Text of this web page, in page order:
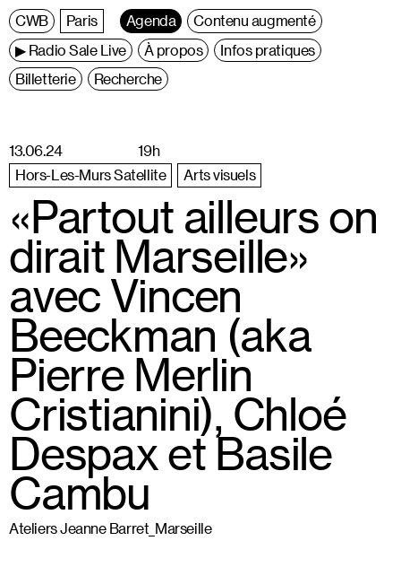
Centre
Wallonie
Bruxelles
Paris Agenda
Contenu augmenté
▶ Radio Sale Live
À propos
Infos pratiques
Billetterie
Recherche
13.06.24
19h
Hors-Les-Murs Satellite
Arts visuels
«Partout ailleurs on
dirait Marseille»
avec Vincen
Beeckman (aka
Pierre Merlin
Cristianini), Chloé
Despax et Basile
Cambu
Ateliers Jeanne Barret_Marseille